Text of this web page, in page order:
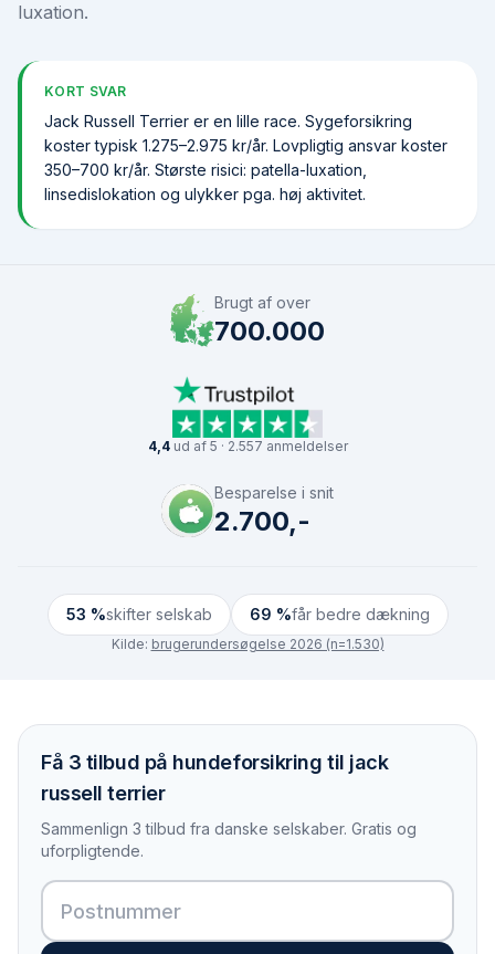
luxation.
KORT SVAR
Jack Russell Terrier er en lille race. Syge­forsikring
koster typisk 1.275–2.975 kr/år. Lovpligtig ansvar koster
350–700 kr/år. Største risici: patella-luxation,
linsedislokation og ulykker pga. høj aktivitet.
Brugt af over
700.000
4,4ud af 5 · 2.557 anmeldelser
Besparelse i snit
2.700,-
53 %skifter selskab 69 %får bedre dækning
Kilde: brugerundersøgelse 2026 (n=1.530)
Få 3 tilbud på hundeforsikring til jack
russell terrier
Sammenlign 3 tilbud fra danske selskaber. Gratis og
uforpligtende.